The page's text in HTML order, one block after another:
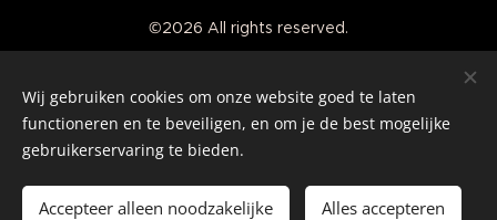
©2026 All rights reserved.
Cookies
Languages
Nederlands
English
Wij gebruiken cookies om onze website goed te laten
functioneren en te beveiligen, en om je de best mogelijke
gebruikerservaring te bieden.
Accepteer alleen noodzakelijke Alles accepteren